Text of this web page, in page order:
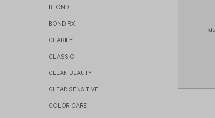
BLONDE
BOND RX
CLARIFY
CLASSIC
CLEAN BEAUTY
CLEAR SENSITIVE
COLOR CARE